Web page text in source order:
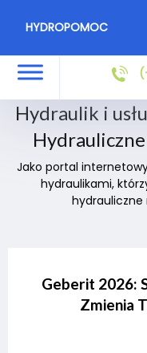
HYDROPOMOC
Hydraulik i
Hydrauliczne
Jako portal
hydraulikami,
hydrauliczne
Geberit 2026:
Zmienia